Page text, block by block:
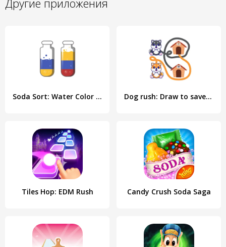
Другие приложения
Soda Sort: Water Color Puzzle Dog rush: Draw to save games
Tiles Hop: EDM Rush Candy Crush Soda Saga